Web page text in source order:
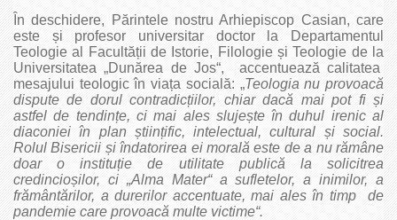
În deschidere, Părintele nostru Arhiepiscop Casian, care
este și profesor universitar doctor la Departamentul
Teologie al Facultății de Istorie, Filologie și Teologie de la
Universitatea „Dunărea de Jos“, accentuează calitatea
mesajului teologic în viața socială: „Teologia nu provoacă
dispute de dorul contradicțiilor, chiar dacă mai pot fi și
astfel de tendințe, ci mai ales slujește în duhul irenic al
diaconiei în plan științific, intelectual, cultural și social.
Rolul Bisericii și îndatorirea ei morală este de a nu rămâne
doar o instituție de utilitate publică la solicitrea
credincioșilor, ci „Alma Mater“ a sufletelor, a inimilor, a
frământărilor, a durerilor accentuate, mai ales în timp de
pandemie care provoacă multe victime“.